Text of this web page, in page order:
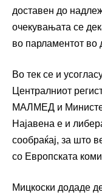
доставен до
очекувањата се
во парламентот во
Во тек се и
Централниот
МАЛМЕД и
Најавена е и
сообраќај, за што
со Европската
Мицкоски додаде